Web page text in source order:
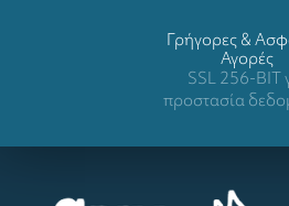
Γρήγορες &
Αγορές
SSL 256-BIT
προστασία